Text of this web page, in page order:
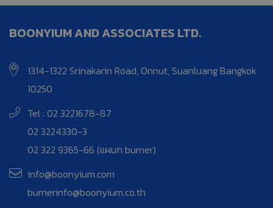
BOONYIUM AND ASSOCIATES LTD.
1314-1322 Srinakarin Road, Onnut, Suanluang Bangkok
10250
Tel : 02 3221678-87
02 3224330-3
02 322 9365-66 (แผนก burner)
info@boonyium.com
burnerinfo@boonyium.co.th